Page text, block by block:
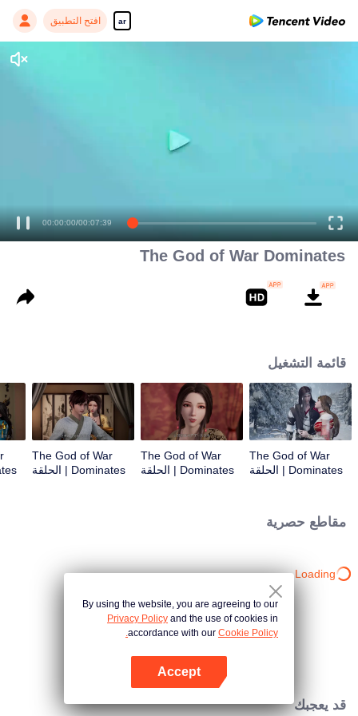
ar افتح التطبيق
The God of War Dominates
قائمة التشغيل
The God of War
Dominates | الحلقة
The God of War
Dominates | الحلقة
The God of War
Dominates | الحلقة
مقاطع حصرية
Loading…
قد يعجبك
By using the website, you are agreeing to our
Privacy Policy and the use of cookies in
accordance with our Cookie Policy.
Accept